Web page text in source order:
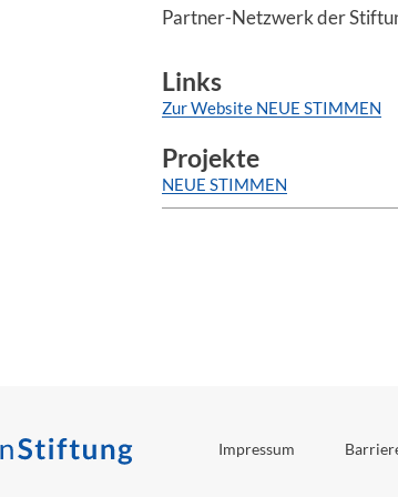
Partner-Netzwerk der
Links
Zur Website NEUE STIMMEN
Projekte
NEUE STIMMEN
Impressum